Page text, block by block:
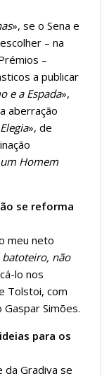
», se o Sena e
­– na
–
a publicar
e a Espada»,
aberração
», de
Homem
se reforma
meu neto
batoteiro, não
lo nos
Tolstoi, com
Simões.
para os
da Gradiva se